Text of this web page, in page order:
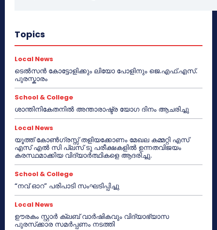
Topics
Local News
ടെൽസൻ കോട്ടോളിക്കും ലിയോ പോളിനും ജെ.എഫ്.എസ്.
പുരസ്കാരം
School & College
ശാന്തിനികേതനിൽ അന്താരാഷ്ട്ര യോഗ ദിനം ആചരിച്ചു
Local News
യൂത്ത് കോൺഗ്രസ്സ് തളിയക്കോണം മേഖല കമ്മറ്റി എസ്
എസ് എൽ സി പ്ലസ് ടു പരീക്ഷകളിൽ ഉന്നതവിജയം
കരസ്ഥമാക്കിയ വിദ്യാർത്ഥികളെ ആദരിച്ചു.
School & College
“നവ് ഓറ” പരിപാടി സംഘടിപ്പിച്ചു
Local News
ഊരകം സ്റ്റാർ ക്ലബ് വാർഷികവും വിദ്യാഭ്യാസ
പുരസ്‌ക്കാര സമർപ്പണം നടത്തി